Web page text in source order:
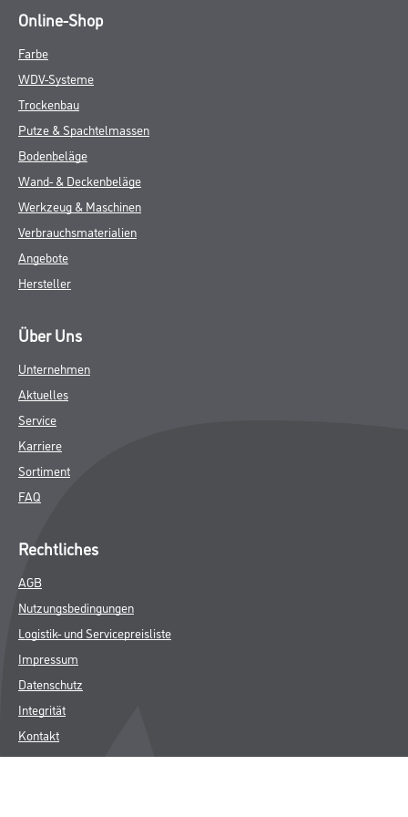
Online-Shop
Farbe
WDV-Systeme
Trockenbau
Putze & Spachtelmassen
Bodenbeläge
Wand- & Deckenbeläge
Werkzeug & Maschinen
Verbrauchsmaterialien
Angebote
Hersteller
Über Uns
Unternehmen
Aktuelles
Service
Karriere
Sortiment
FAQ
Rechtliches
AGB
Nutzungsbedingungen
Logistik- und Servicepreisliste
Impressum
Datenschutz
Integrität
Kontakt